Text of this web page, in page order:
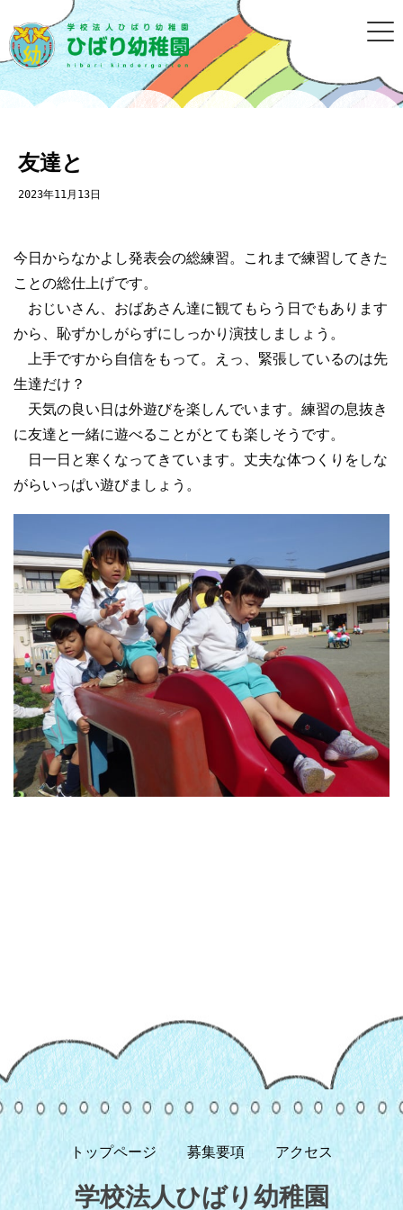
友達と
2023年11月13日
今日からなかよし発表会の総練習。これまで練習してきた
ことの総仕上げです。
おじいさん、おばあさん達に観てもらう日でもあります
から、恥ずかしがらずにしっかり演技しましょう。
上手ですから自信をもって。えっ、緊張しているのは先
生達だけ？
天気の良い日は外遊びを楽しんでいます。練習の息抜き
に友達と一緒に遊べることがとても楽しそうです。
日一日と寒くなってきています。丈夫な体つくりをしな
がらいっぱい遊びましょう。
トップページ 募集要項 アクセス
学校法人ひばり幼稚園